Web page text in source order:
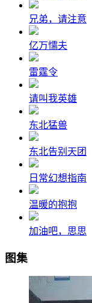
兄弟，请注意
亿万懦夫
雷霆令
请叫我英雄
东北猛兽
东北告别天团
日常幻想指南
温暖的抱抱
加油吧，思思
图集